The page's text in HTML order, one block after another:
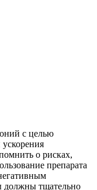
с целью
о рисках,
препарата
должны тщательно